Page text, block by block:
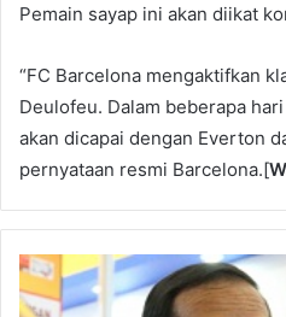
Pemain sayap ini akan diikat
“FC Barcelona mengaktifkan
Deulofeu. Dalam beberapa
akan dicapai dengan Everton
pernyataan resmi Barcelona.[